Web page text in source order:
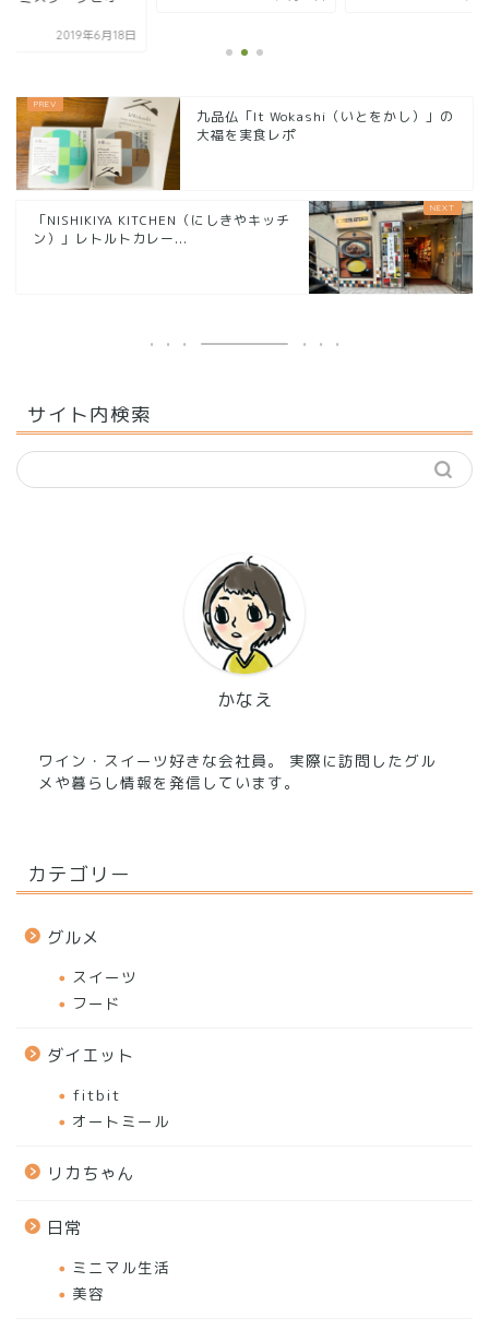
2019年6月18日
九品仏「It Wokashi（いとをかし）」の
大福を実食レポ
「NISHIKIYA KITCHEN（にしきやキッチ
ン）」レトルトカレー...
サイト内検索
かなえ
ワイン・スイーツ好きな会社員。 実際に訪問したグル
メや暮らし情報を発信しています。
カテゴリー
グルメ
スイーツ
フード
ダイエット
fitbit
オートミール
リカちゃん
日常
ミニマル生活
美容